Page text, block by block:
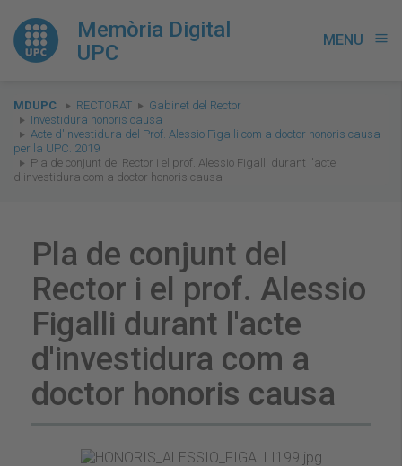
Memòria Digital
UPC
MENU menu
You
are
here:
MDUPC RECTORAT
Gabinet del Rector
Investidura honoris causa
Acte d'investidura del Prof. Alessio Figalli com a doctor honoris causa
per la UPC. 2019
Pla de conjunt del Rector i el prof. Alessio Figalli durant l'acte
d'investidura com a doctor honoris causa
Pla de conjunt del
Rector i el prof. Alessio
Figalli durant l'acte
d'investidura com a
doctor honoris causa